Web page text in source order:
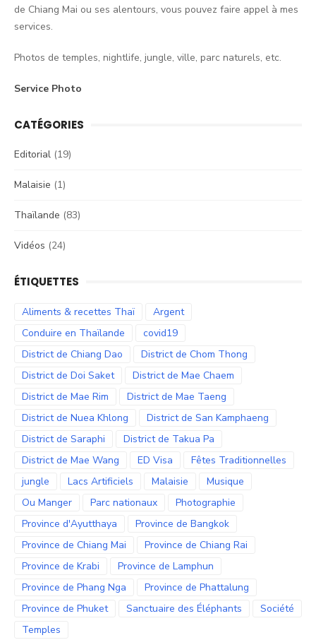
de Chiang Mai ou ses alentours, vous pouvez faire appel à mes
services.
Photos de temples, nightlife, jungle, ville, parc naturels, etc.
Service Photo
CATÉGORIES
Editorial (19)
Malaisie (1)
Thaïlande (83)
Vidéos (24)
ÉTIQUETTES
Aliments & recettes Thaï
Argent
Conduire en Thaïlande
covid19
District de Chiang Dao
District de Chom Thong
District de Doi Saket
District de Mae Chaem
District de Mae Rim
District de Mae Taeng
District de Nuea Khlong
District de San Kamphaeng
District de Saraphi
District de Takua Pa
District de Mae Wang
ED Visa
Fêtes Traditionnelles
jungle
Lacs Artificiels Malaisie
Musique
Ou Manger
Parc nationaux
Photographie
Province d'Ayutthaya
Province de Bangkok
Province de Chiang Mai
Province de Chiang Rai
Province de Krabi
Province de Lamphun
Province de Phang Nga
Province de Phattalung
Province de Phuket
Sanctuaire des Éléphants
Société
Temples